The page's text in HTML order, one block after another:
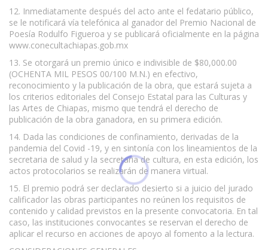
12. Inmediatamente después del acto ante el fedatario público,
se le notificará vía telefónica al ganador del Premio Nacional de
Poesía Rodulfo Figueroa y se publicará oficialmente en la página
www.conecultachiapas.gob.mx
13. Se otorgará un premio único e indivisible de $80,000.00
(OCHENTA MIL PESOS 00/100 M.N.) en efectivo,
reconocimiento y la publicación de la obra, que estará sujeta a
los criterios editoriales del Consejo Estatal para las Culturas y
las Artes de Chiapas, mismo que tendrá el derecho de
publicación de la obra ganadora, en su primera edición.
14. Dada las condiciones de confinamiento, derivadas de la
pandemia del Covid -19, y en sintonía con los lineamientos de la
secretaria de salud y la secretaria de cultura, en esta edición, los
actos protocolarios se realizarán de manera virtual.
15. El premio podrá ser declarado desierto si a juicio del jurado
calificador las obras participantes no reúnen los requisitos de
contenido y calidad previstos en la presente convocatoria. En tal
caso, las instituciones convocantes se reservan el derecho de
aplicar el recurso en acciones de apoyo al fomento a la lectura.